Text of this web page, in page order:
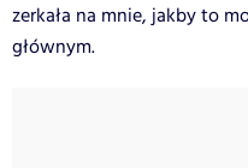
zerkała na mnie, jakby to
głównym.